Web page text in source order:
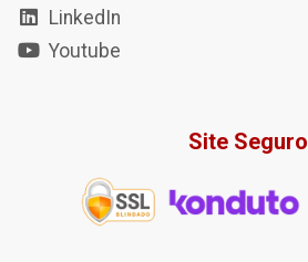
LinkedIn
Youtube
Site Seguro